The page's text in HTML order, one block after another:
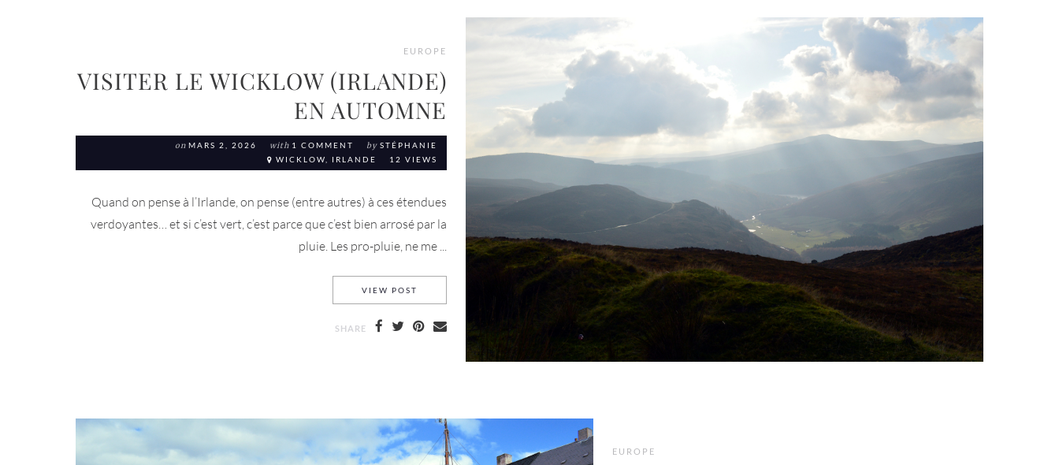
EUROPE
VISITER LE WICKLOW (IRLANDE)
EN AUTOMNE
onMARS 2, 2026 with 1 COMMENT bySTÉPHANIE
WICKLOW, IRLANDE
12 VIEWS
Quand on pense à l’Irlande, on pense (entre autres) à ces étendues
verdoyantes… et si c’est vert, c’est parce que c’est bien arrosé par la
pluie. Les pro-pluie, ne me ...
VIEW POST VISITER LE WICKLOW (IRLANDE) EN AUTOMNE
SHARE
EUROPE